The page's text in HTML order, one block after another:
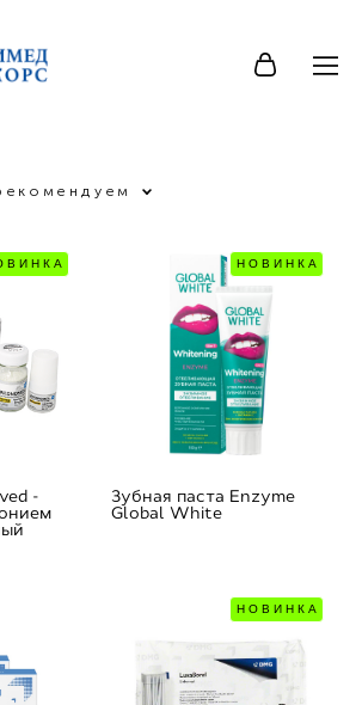
-
НОВИНКА
Зубная паста Enzyme
Global White
НОВИНКА